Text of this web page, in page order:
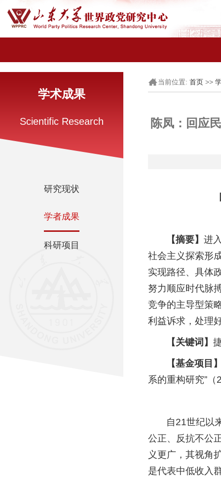
学术成果
Scientific Research
研究现状
学者成果
科研项目
当前位置: 首页 >>
陈凤：回应
【摘要】进
社会主义探索形
实现路径、具体
努力顺应时代脉
竞争的主导型策
利益诉求，处理
【关键词】
【基金项目
系的重构研究”
自21世纪以
公正、反抗不公
义更广，其视角
是代表中低收入